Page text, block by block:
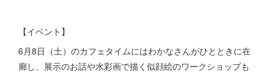
【イベント】
6月8日（土）のカフェタイムにはわかなさんがひとときに在
廊し、展示のお話や水彩画で描く似顔絵のワークショップも